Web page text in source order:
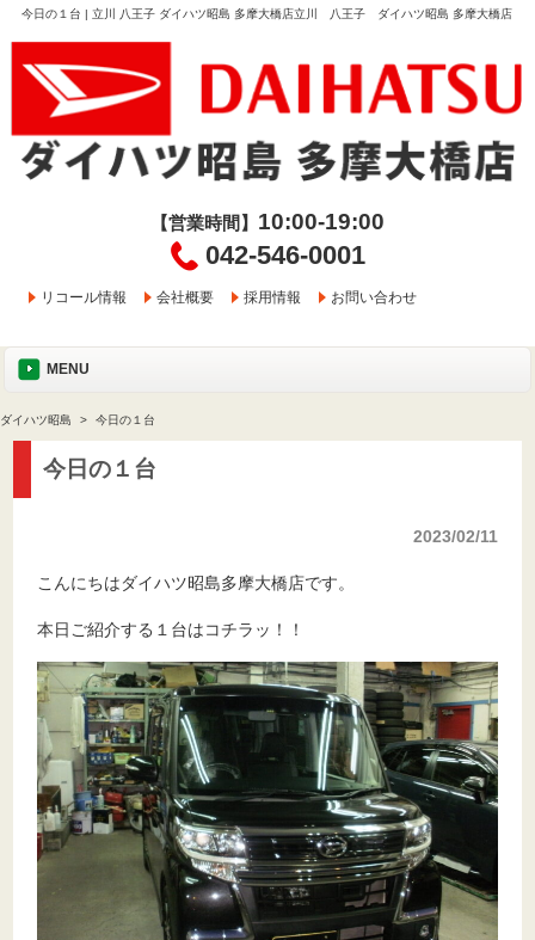
今日の１台 | 立川 八王子 ダイハツ昭島 多摩大橋店立川 八王子 ダイハツ昭島 多摩大橋店
【営業時間】 10:00-19:00
042-546-0001
リコール情報 会社概要 採用情報 お問い合わせ
MENU
ダイハツ昭島 今日の１台
今日の１台
2023/02/11
こんにちはダイハツ昭島多摩大橋店です。
本日ご紹介する１台はコチラッ！！